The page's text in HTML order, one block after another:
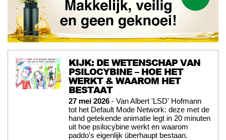
KIJK: DE WETENSCHAP VAN
PSILOCYBINE – HOE HET
WERKT & WAAROM HET
BESTAAT
27 mei 2026 - Van Albert 'LSD' Hofmann
tot het Default Mode Network: deze met de
hand getekende animatie legt in 20 minuten
uit hoe psilocybine werkt en waarom
paddo's eigenlijk überhaupt bestaan.